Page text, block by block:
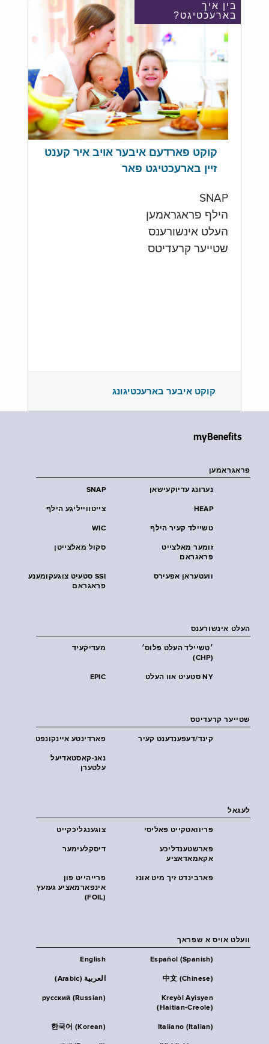
בין איך
בארעכטיגט?
קוקט פארדעם איבער אויב איר קענט
זיין בארעכטיגט פאר
SNAP
הילף פראגראמען
העלט אינשורענס
שטייער קרעדיטס
קוקט איבער בארעכטיגונג
myBenefits
פראגראמען
SNAP נערונג עדיוקעישאן
צייטווייליגע הילף HEAP
WIC טשיילד קעיר הילף
סקול מאלצייטן
זומער מאלצייט
פראגראם
SSI סטעיט צוגעקומענע
פראגראם
וועטעראן אפעירס
העלט אינשורענס
מעדיקעיד
׳טשיילד העלט פּלוס׳
(CHP)
EPIC NY סטעיט אוו העלט
שטייער קרעדיטס
פארדינטע איינקונפט קינד/דעפענדענט קעיר
נאנ-קאסטאדיעל
עלטערן
לעגאל
צוגענגליכקייט פּריוואטקייט פּאליסי
דיסקלעימער
פארשטענדליכע
אקאמאדאציע
פרייהייט פון
אינפארמאציע געזעץ
(FOIL)
פארבינדט זיך מיט אונז
וועלט אויס א שפראך
English Español (Spanish)
العربية (Arabic) 中文 (Chinese)
русский (Russian)
Kreyòl Ayisyen
(Haitian-Creole)
한국어 (Korean) Italiano (Italian)